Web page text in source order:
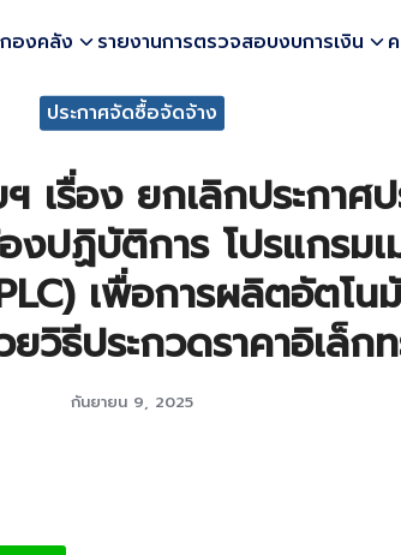
องคลัง รายงานการตรวจสอบงบการเงิน
ประกาศจัดซื้อจัดจ้าง
เรื่อง ยกเลิกประกาศ
ปฏิบัติการ โปรแกรมเ
เพื่อการผลิตอัตโน
วิธีประกวดราคาอิเล็ก
กันยายน 9, 2025